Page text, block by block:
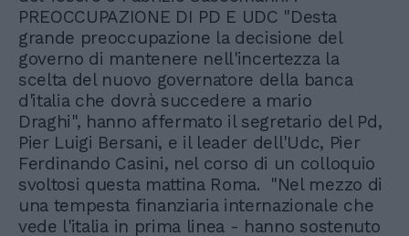
PREOCCUPAZIONE DI PD E UDC "Desta
grande preoccupazione la decisione del
governo di mantenere nell'incertezza la
scelta del nuovo governatore della banca
d'italia che dovrà succedere a mario
Draghi", hanno affermato il segretario del Pd,
Pier Luigi Bersani, e il leader dell'Udc, Pier
Ferdinando Casini, nel corso di un colloquio
svoltosi questa mattina Roma. "Nel mezzo di
una tempesta finanziaria internazionale che
vede l'italia in prima linea - hanno sostenuto